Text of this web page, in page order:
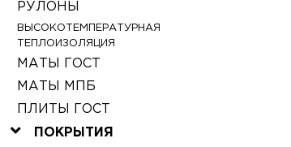
РУЛОНЫ
ВЫСОКОТЕМПЕРАТУРНАЯ
ТЕПЛОИЗОЛЯЦИЯ
МАТЫ ГОСТ
МАТЫ МПБ
ПЛИТЫ ГОСТ
ПОКРЫТИЯ